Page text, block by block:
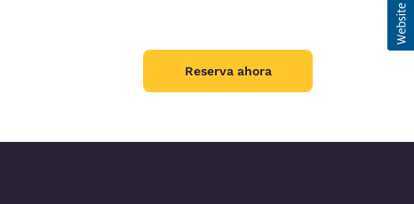
Reserva ahora